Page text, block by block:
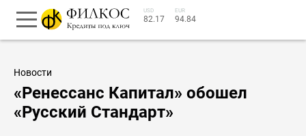
USD
82.17
EUR
94.84
Новости
«Ренессанс Капитал» обошел
«Русский Стандарт»